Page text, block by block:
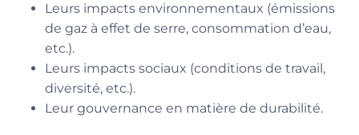
Leurs impacts environnementaux (émissions
de gaz à effet de serre, consommation d’eau,
etc.).
Leurs impacts sociaux (conditions de travail,
diversité, etc.).
Leur gouvernance en matière de durabilité.